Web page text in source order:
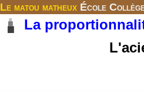
Le matou matheux École
La